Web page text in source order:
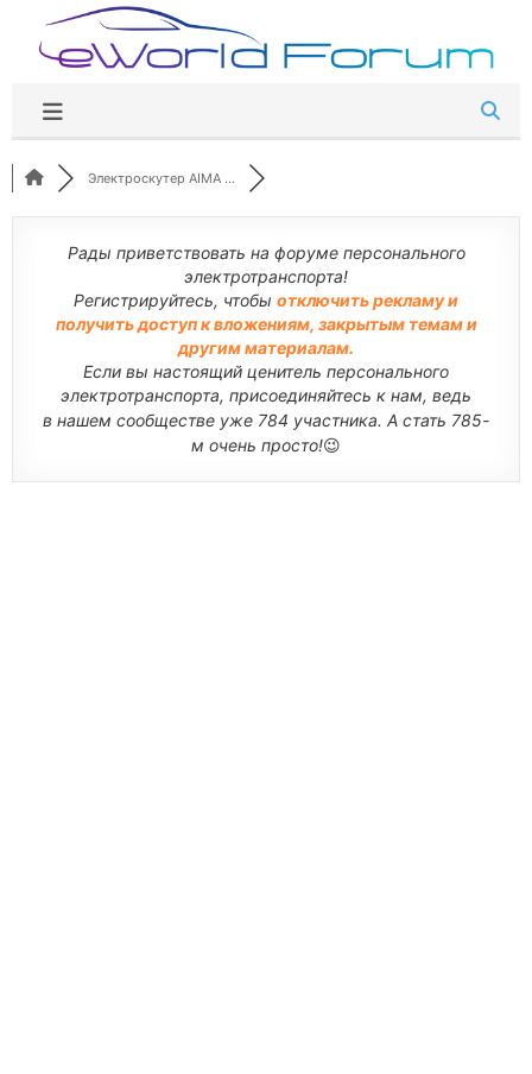
Перейти
содержимому
Электроскутер AIMA ...
Рады приветствовать на форуме персонального
электротранспорта!
Регистрируйтесь, чтобы отключить рекламу и
получить доступ к вложениям, закрытым темам и
другим материалам.
Если вы настоящий ценитель персонального
электротранспорта, присоединяйтесь к нам, ведь
в нашем сообществе уже 784 участника. А стать 785-
м очень просто!😉